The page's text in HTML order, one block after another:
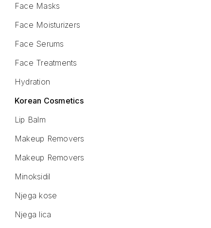
Face Masks
Face Moisturizers
Face Serums
Face Treatments
Hydration
Korean Cosmetics
Lip Balm
Makeup Removers
Makeup Removers
Minoksidil
Njega kose
Njega lica